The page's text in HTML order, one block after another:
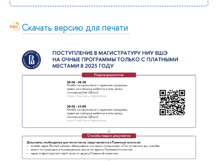
Скачать версию для печати